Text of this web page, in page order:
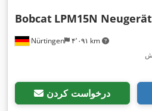
Nürtingen ۴٬۰۹۱ km
Bobcat LPM15N
درخواست کردن